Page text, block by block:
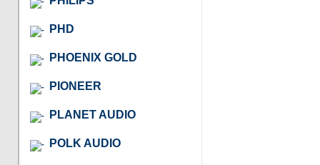
PHD
PHOENIX GOLD
PIONEER
PLANET AUDIO
POLK AUDIO